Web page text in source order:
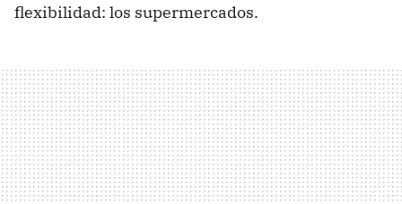
flexibilidad: los supermercados.